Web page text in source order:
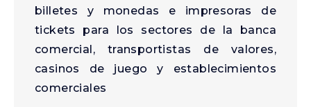
billetes y monedas e impresoras de
tickets para los sectores de la banca
comercial, transportistas de valores,
casinos de juego y establecimientos
comerciales